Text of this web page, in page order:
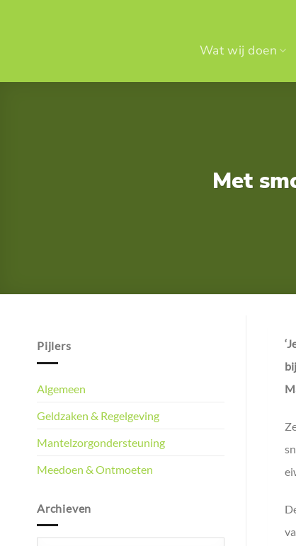
Wat wij doen
Met
Pijlers
Algemeen
Geldzaken & Regelgeving
Mantelzorgondersteuning
Meedoen & Ontmoeten
Archieven